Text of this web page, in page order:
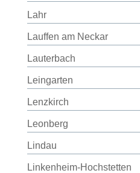
Lahr
Lauffen am Neckar
Lauterbach
Leingarten
Lenzkirch
Leonberg
Lindau
Linkenheim-Hochstetten